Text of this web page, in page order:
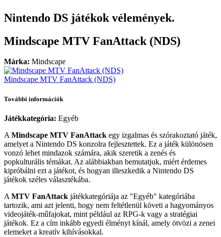
Nintendo DS játékok vélemények.
Mindscape MTV FanAttack (NDS)
Márka: Mindscape
Mindscape MTV FanAttack (NDS)
További információk
Játékkategória: Egyéb
A Mindscape MTV FanAttack egy izgalmas és szórakoztató játék,
amelyet a Nintendo DS konzolra fejlesztettek. Ez a játék különösen
vonzó lehet mindazok számára, akik szeretik a zenés és
popkulturális témákat. Az alábbiakban bemutatjuk, miért érdemes
kipróbálni ezt a játékot, és hogyan illeszkedik a Nintendo DS
játékok széles választékába.
A MTV FanAttack játékkategóriája az "Egyéb" kategóriába
tartozik, ami azt jelenti, hogy nem feltétlenül követi a hagyományos
videojáték-műfajokat, mint például az RPG-k vagy a stratégiai
játékok. Ez a cím inkább egyedi élményt kínál, amely ötvözi a zenei
elemeket a kreatív kihívásokkal.